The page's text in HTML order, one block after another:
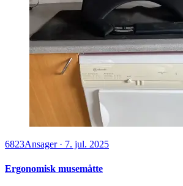
6823Ansager· 7. jul. 2025
Ergonomisk musemåtte